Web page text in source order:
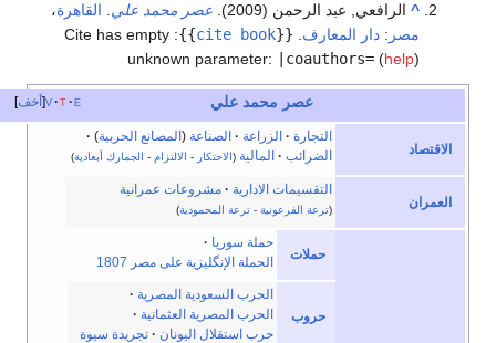
الرافعي, عبد الرحمن (2009). عصر محمد علي.القاهرة
دار المعارف.
{{
cite book
}}
:
Cite has empty
unknown parameter:|coauthors=
أخف محمد علي
الزراعة الصناعة (المصانع الحربية)
المالية الاحتكار- الالتزام-الجمارك أبعادية)
التقسيمات الادارية مشروعات عمرانية
ترعة الفرعونية-ترعة المحمودية)
حملة سوريا
الحملة الإنگليزية على مصر 1807
الحرب السعودية المصرية
الحرب المصرية العثمانية
حرب استقلال اليونان
تجريدة سيوة